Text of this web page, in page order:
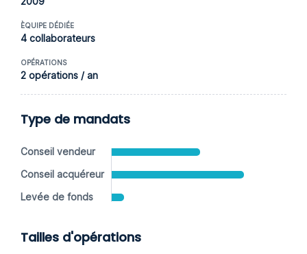
ÈQUIPE DÉDIÉE
4 collaborateurs
OPÉRATIONS
2 opérations / an
Type de mandats
Conseil vendeur
Conseil acquéreur
Levée de fonds
Tailles d'opérations